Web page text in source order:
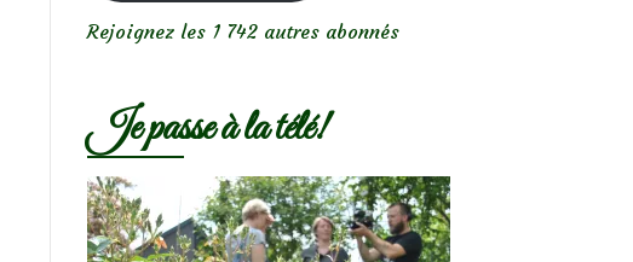
Rejoignez les 1 742 autres abonnés
Je passe à la télé!